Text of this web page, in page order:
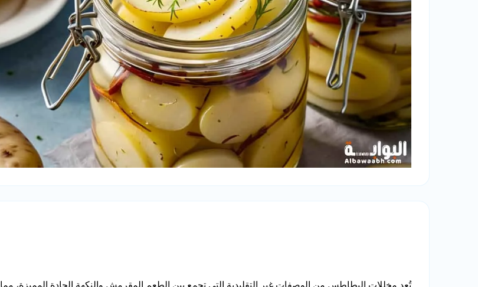
تُعد مخللات البطاطس من الوصفات غير التقليدية التي تجمع بين الطعم المقرمش والنكهة الحادة المميزة، مما